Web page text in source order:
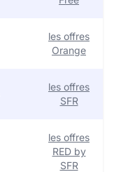
les offres
Orange
les offres
SFR
les offres
RED by
SFR